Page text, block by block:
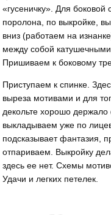
«гусеничку». Для
поролона, по выкройке,
вниз (работаем на
между собой
Пришиваем к боковому
Приступаем к спинке.
выреза мотивами и для
декольте хорошо
выкладываем уже по
подсказывает фантазия,
отпариваем. Выкройку
здесь ее нет. Схемы
Удачи и легких петелек.